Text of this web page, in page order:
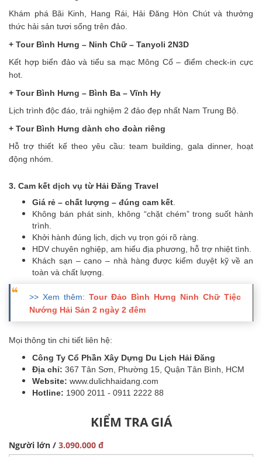
Khám phá Bãi Kinh, Hang Rái, Hải Đăng Hòn Chút và thưởng
thức hải sản tươi sống trên đảo.
+ Tour Bình Hưng – Ninh Chữ – Tanyoli 2N3D
Kết hợp biển đảo và tiểu sa mạc Mông Cổ – điểm check-in cực
hot.
+ Tour Bình Hưng – Bình Ba – Vĩnh Hy
Lịch trình độc đáo, trải nghiệm 2 đảo đẹp nhất Nam Trung Bộ.
+ Tour Bình Hưng dành cho đoàn riêng
Hỗ trợ thiết kế theo yêu cầu: team building, gala dinner, hoạt
động nhóm.
3. Cam kết dịch vụ từ Hải Đăng Travel
Giá rẻ – chất lượng – đúng cam kết.
Không bán phát sinh, không “chặt chém” trong suốt hành
trình.
Khởi hành đúng lịch, dịch vụ trọn gói rõ ràng.
HDV chuyên nghiệp, am hiểu địa phương, hỗ trợ nhiệt tình.
Khách sạn – cano – nhà hàng được kiểm duyệt kỹ về an
toàn và chất lượng.
>> Xem thêm: Tour Đảo Bình Hưng Ninh Chữ Tiệc
Nướng Hải Sản 2 ngày 2 đêm
Mọi thông tin chi tiết liên hệ:
Công Ty Cổ Phần Xây Dựng Du Lịch Hải Đăng
Địa chỉ: 367 Tân Sơn, Phường 15, Quận Tân Bình, HCM
Website: www.dulichhaidang.com
Hotline: 1900 2011 - 0911 2222 88
KIỂM TRA GIÁ
Người lớn / 3.090.000 đ